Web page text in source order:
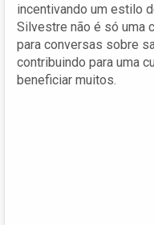
incentivando um estilo
Silvestre não é só uma
para conversas sobre
contribuindo para uma
beneficiar muitos.